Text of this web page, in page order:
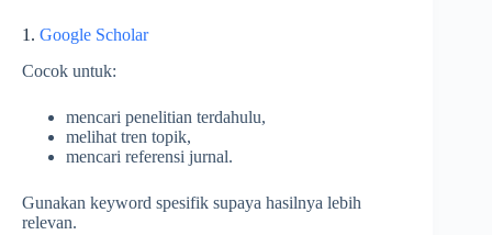
1. Google Scholar
Cocok untuk:
mencari penelitian terdahulu,
melihat tren topik,
mencari referensi jurnal.
Gunakan keyword spesifik supaya hasilnya lebih
relevan.